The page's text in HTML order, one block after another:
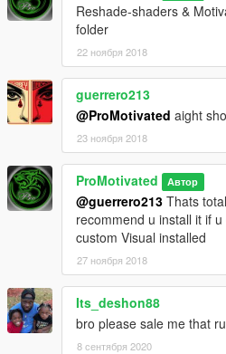
Reshade-shaders &
folder
22 ноября 2018
guerrero213
@ProMotivated aight
23 ноября 2018
ProMotivated Автор
@guerrero213 Thats
recommend u install it if
custom Visual installed
27 ноября 2018
Its_deshon88
bro please sale me that
8 сентября 2020